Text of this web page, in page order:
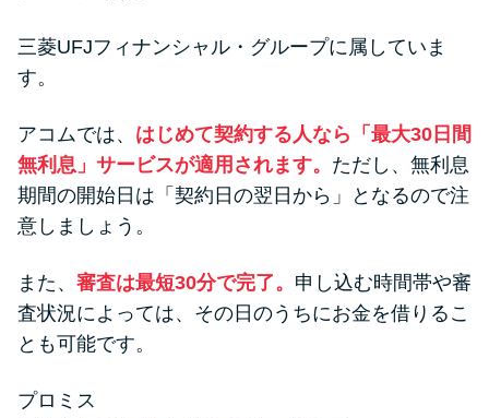
三菱UFJフィナンシャル・グループに属していま
す。
アコムでは、 はじめて契約する人なら「最大30日間
無利息」サービスが適用されます。 ただし、無利息
期間の開始日は「契約日の翌日から」となるので注
意しましょう。
また、 審査は最短30分で完了。 申し込む時間帯や審
査状況によっては、その日のうちにお金を借りるこ
とも可能です。
プロミス